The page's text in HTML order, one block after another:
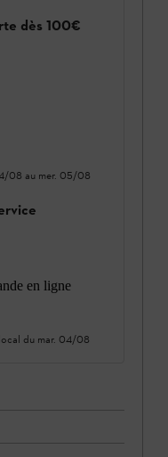
dès 100€
08 au mer. 05/08
en ligne
du mar. 04/08